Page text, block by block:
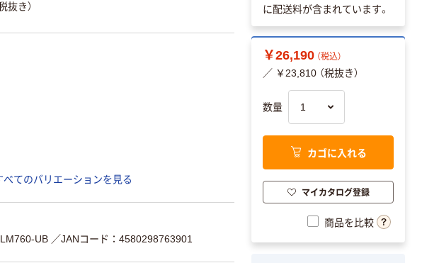
抜き）
べてのバリエーションを見る
UB ／JANコード：4580298763901
に配送料が含まれています。
￥26,190 （税込）
／ ￥23,810 （税抜き）
数量
カゴに入れる
マイカタログ登録
商品を比較